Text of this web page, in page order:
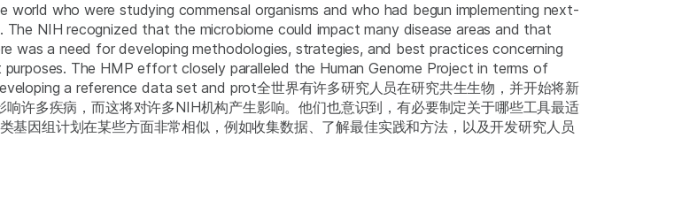
world who were studying commensal organisms and who had begun implementing next-
NIH recognized that the microbiome could impact many disease areas and that
was a need for developing methodologies, strategies, and best practices concerning
The HMP effort closely paralleled the Human Genome Project in terms of
a reference data set and prot全世界有许多研究人员在研究共生生物，并开始将新
许多疾病，而这将对许多NIH机构产生影响。他们也意识到，有必要制定关于哪些工具最适
因组计划在某些方面非常相似，例如收集数据、了解最佳实践和方法，以及开发研究人员